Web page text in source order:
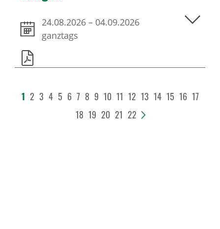
24.08.2026 – 04.09.2026
ganztags
1 2 3 4 5 6 7 8 9 10 11 12 13 14 15 16 17
18 19 20 21 22 >